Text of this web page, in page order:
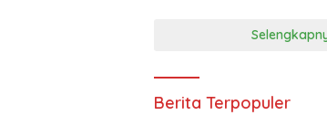
Berita Terpopuler